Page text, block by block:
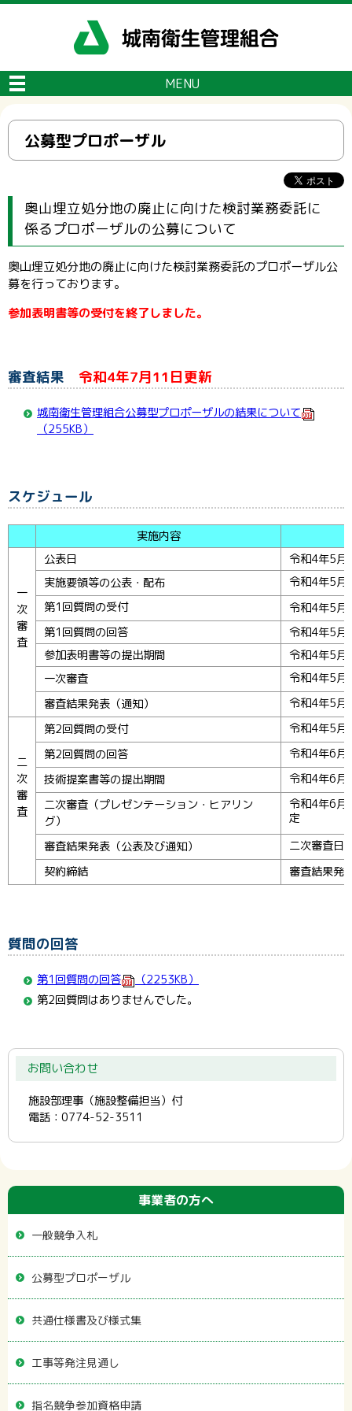
MENU
公募型プロポーザル
奥山埋立処分地の廃止に向けた検討業務委託に
係るプロポーザルの公募について
奥山埋立処分地の廃止に向けた検討業務委託のプロポーザル公
募を行っております。
参加表明書等の受付を終了しました。
審査結果 令和4年7月11日更新
城南衛生管理組合公募型プロポーザルの結果について
（255KB）
スケジュール
実施内容
一
次
審
査
公表日
令和4年5月
実施要領等の公表・配布
令和4年5月
第1回質問の受付
令和4年5月
第1回質問の回答
令和4年5月
参加表明書等の提出期間
令和4年5月
一次審査
令和4年5月
審査結果発表（通知）
令和4年5月
二
次
審
査
第2回質問の受付
令和4年5月
第2回質問の回答
令和4年6月
技術提案書等の提出期間
令和4年6月
二次審査（プレゼンテーション・ヒアリン
グ）
令和4年6月
定
審査結果発表（公表及び通知）
二次審査日
契約締結
審査結果発
質問の回答
第1回質問の回答
（2253KB）
第2回質問はありませんでした。
お問い合わせ
施設部理事（施設整備担当）付
電話：0774-52-3511
事業者の方へ
一般競争入札
公募型プロポーザル
共通仕様書及び様式集
工事等発注見通し
指名競争参加資格申請